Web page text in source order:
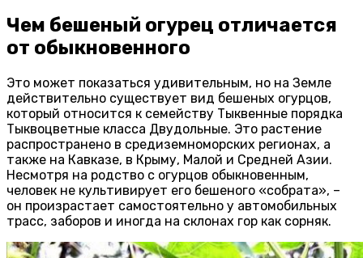
Чем бешеный огурец отличается
от обыкновенного
Это может показаться удивительным, но на Земле
действительно существует вид бешеных огурцов,
который относится к семейству Тыквенные порядка
Тыквоцветные класса Двудольные. Это растение
распространено в средиземноморских регионах, а
также на Кавказе, в Крыму, Малой и Средней Азии.
Несмотря на родство с огурцов обыкновенным,
человек не культивирует его бешеного «собрата», –
он произрастает самостоятельно у автомобильных
трасс, заборов и иногда на склонах гор как сорняк.